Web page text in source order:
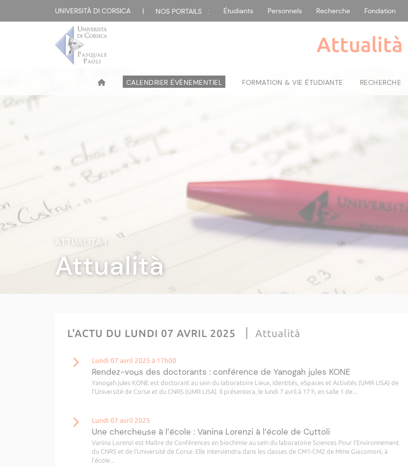
UNIVERSITÀ DI CORSICA | NOS PORTAILS : Étudiants Personnels Recherche Fondation
Attualità |
CALENDRIER ÉVÈNEMENTIEL FORMATION & VIE ÉTUDIANTE RECHERCHE
ATTUALITÀ |
Attualità
L'ACTU DU LUNDI 07 AVRIL 2025 Attualità
Lundi 07 avril 2025 à 17h00
Rendez-vous des doctorants : conférence de Yanogah jules KONE
Yanogah jules KONE est doctorant au sein du laboratoire Lieux, Identités, eSpaces et Activités (UMR LISA) de
l’Université de Corse et du CNRS (UMR LISA). Il présentera, le lundi 7 avril à 17 h, en salle 1 de...
Lundi 07 avril 2025
Une chercheuse à l’école : Vanina Lorenzi à l’école de Cuttoli
Vanina Lorenzi est Maître de Conférences en biochimie au sein du laboratoire Sciences Pour l’Environnement
du CNRS et de l’Université de Corse. Elle interviendra dans les classes de CM1-CM2 de Mme Giacomoni, à
l’école...